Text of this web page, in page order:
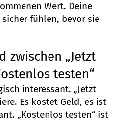
Wert. Deine
fühlen, bevor sie
zwischen „Jetzt
testen“
interessant. „Jetzt
Es kostet Geld, es ist
„Kostenlos testen“ ist